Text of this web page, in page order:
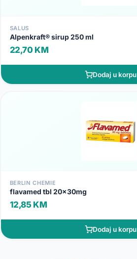
SALUS
Alpenkraft® sirup 250 ml
22,70 KM
Dodaj u korpu
BERLIN CHEMIE
flavamed tbl 20x30mg
12,85 KM
Dodaj u korpu